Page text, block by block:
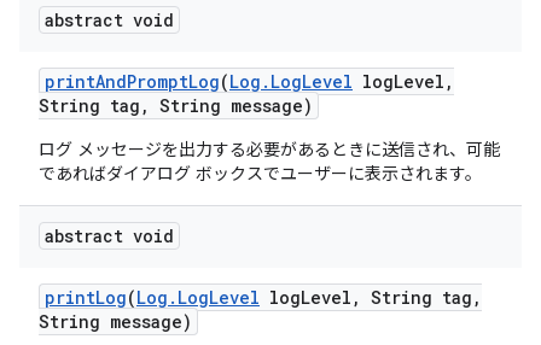
abstract void
printAndPromptLog(Log . LogLevel logLevel ,
String tag , String message)
ログ メッセージを出力する必要があるときに送信され、可能
であればダイアログ ボックスでユーザーに表示されます。
abstract void
printLog(Log . LogLevel logLevel , String tag ,
String message)